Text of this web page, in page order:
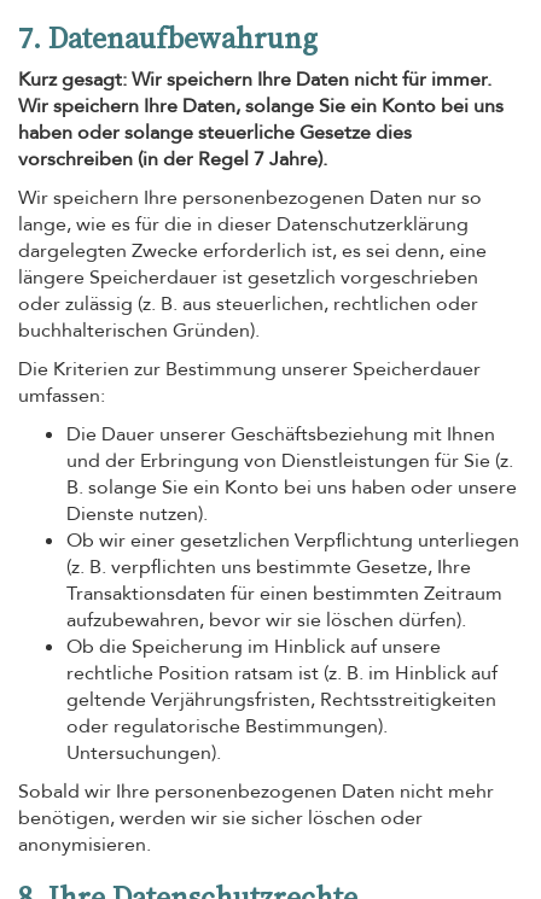
7. Datenaufbewahrung
Kurz gesagt: Wir speichern Ihre Daten nicht für immer.
Wir speichern Ihre Daten, solange Sie ein Konto bei uns
haben oder solange steuerliche Gesetze dies
vorschreiben (in der Regel 7 Jahre).
Wir speichern Ihre personenbezogenen Daten nur so
lange, wie es für die in dieser Datenschutzerklärung
dargelegten Zwecke erforderlich ist, es sei denn, eine
längere Speicherdauer ist gesetzlich vorgeschrieben
oder zulässig (z. B. aus steuerlichen, rechtlichen oder
buchhalterischen Gründen).
Die Kriterien zur Bestimmung unserer Speicherdauer
umfassen:
Die Dauer unserer Geschäftsbeziehung mit Ihnen
und der Erbringung von Dienstleistungen für Sie (z.
B. solange Sie ein Konto bei uns haben oder unsere
Dienste nutzen).
Ob wir einer gesetzlichen Verpflichtung unterliegen
(z. B. verpflichten uns bestimmte Gesetze, Ihre
Transaktionsdaten für einen bestimmten Zeitraum
aufzubewahren, bevor wir sie löschen dürfen).
Ob die Speicherung im Hinblick auf unsere
rechtliche Position ratsam ist (z. B. im Hinblick auf
geltende Verjährungsfristen, Rechtsstreitigkeiten
oder regulatorische Bestimmungen).
Untersuchungen).
Sobald wir Ihre personenbezogenen Daten nicht mehr
benötigen, werden wir sie sicher löschen oder
anonymisieren.